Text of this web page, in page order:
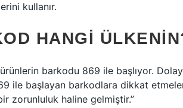
kullanır.
HANGI
barkodu 869 ile başlıyor.
ile başlayan barkodlara dikkat
zorunluluk haline gelmiştir.”